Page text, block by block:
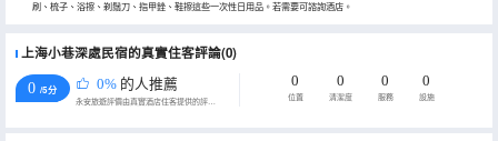
刷、梳子、浴擦、剃鬚刀、指甲銼、鞋擦這些一次性日用品。若需要可諮詢酒店。
上海小巷深處民宿的真實住客評論(0)
0 /5分 0% 的人推薦
永安旅遊評價由真實酒店住客提供的評價。
0
位置
0
清潔度
0
服務
0
設施